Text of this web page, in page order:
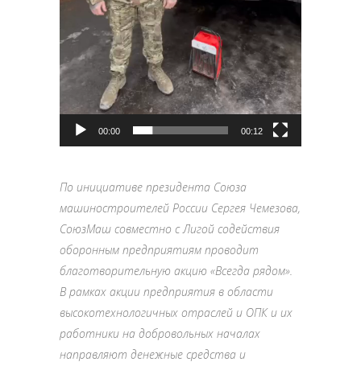
00:00 00:12
По инициативе президента Союза
машиностроителей России Сергея Чемезова,
СоюзМаш совместно с Лигой содействия
оборонным предприятиям проводит
благотворительную акцию «Всегда рядом».
В рамках акции предприятия в области
высокотехнологичных отраслей и ОПК и их
работники на добровольных началах
направляют денежные средства и